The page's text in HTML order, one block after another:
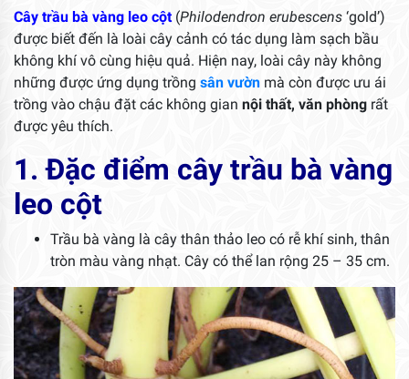
Cây trầu bà vàng leo cột (Philodendron erubescens ‘gold’)
được biết đến là loài cây cảnh có tác dụng làm sạch bầu
không khí vô cùng hiệu quả. Hiện nay, loài cây này không
những được ứng dụng trồng sân vườn mà còn được ưu ái
trồng vào chậu đặt các không gian nội thất, văn phòng rất
được yêu thích.
1. Đặc điểm cây trầu bà vàng
leo cột
Trầu bà vàng là cây thân thảo leo có rễ khí sinh, thân
tròn màu vàng nhạt. Cây có thể lan rộng 25 – 35 cm.